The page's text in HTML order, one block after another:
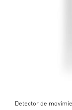
Detector de